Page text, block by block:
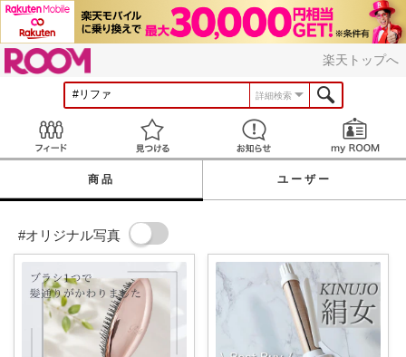
楽天トップへ
詳細検索
見つける お知らせ
商品 ユーザー
#オリジナル写真